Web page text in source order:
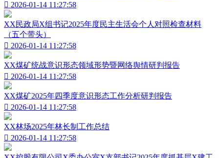
 2026-01-14 11:27:58
XX民政局X组书记2025年度民主生活会个人对照检查材料
（五个带头）
 2026-01-14 11:27:58
XX煤矿统战意识形态领域形势暨网络舆情研判报告
 2026-01-14 11:27:58
XX煤矿2025年四季度意识形态工作分析研判报告
 2026-01-14 11:27:58
XX林场2025年林长制工作总结
 2026-01-14 11:27:58